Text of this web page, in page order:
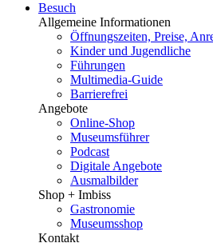
Besuch
Allgemeine Informationen
Öffnungszeiten, Preise,
Kinder und Jugendliche
Führungen
Multimedia-Guide
Barrierefrei
Angebote
Online-Shop
Museumsführer
Podcast
Digitale Angebote
Ausmalbilder
Shop + Imbiss
Gastronomie
Museumsshop
Kontakt